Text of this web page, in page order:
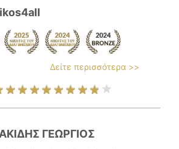
Δείτε περισσότερα >>
ΓΕΩΡΓΙΟΣ